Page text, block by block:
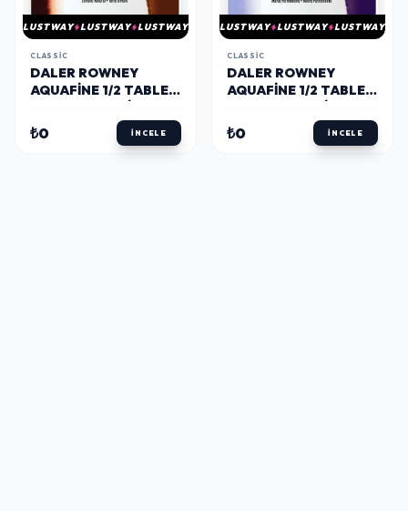
LUSTWAY LUSTWAY LUSTWAY
CLASSIC
DALER ROWNEY
AQUAFINE 1/2 TABLET
VANDYKE BROWN HUE
/ RAW UMBER
₺0 İNCELE
LUSTWAY LUSTWAY LUSTWAY
CLASSIC
DALER ROWNEY
AQUAFINE 1/2 TABLET
COBALT VIOLET HUE /
MAUVE
₺0 İNCELE